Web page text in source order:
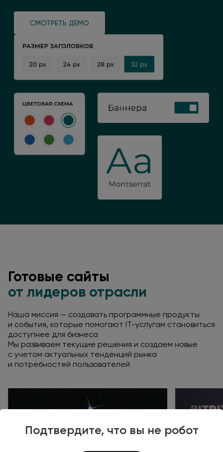
Подтвердите, что вы не робот
СМОТРЕТЬ ДЕМО
Готовые сайты
от лидеров отрасли
Наша миссия — создавать программные продукты
и события, которые помогают IT-услугам становиться
доступнее для бизнеса
Мы развиваем текущие решения и создаем новые
с учетом актуальных тенденций рынка
и потребностей пользователей